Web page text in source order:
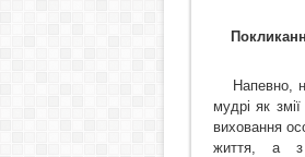
Напевно,
мудрі як
виховання
життя, а з